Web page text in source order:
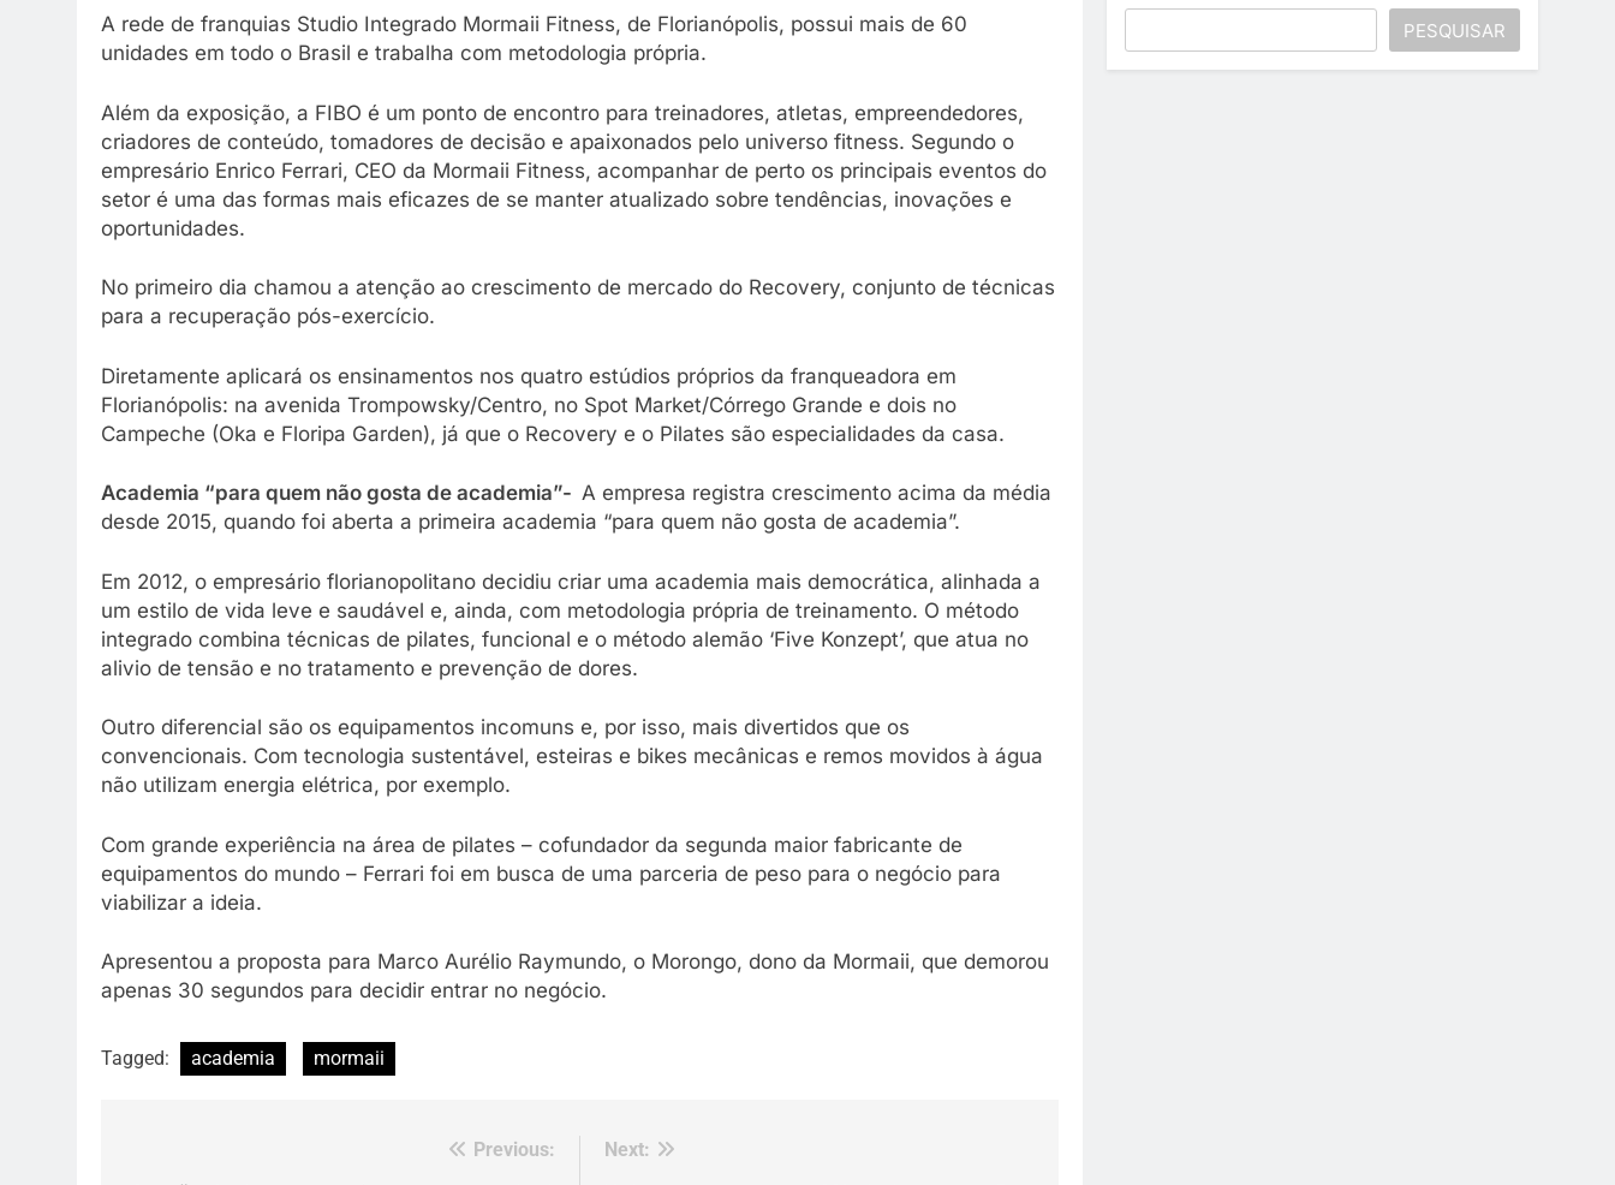
A rede de franquias Studio Integrado Mormaii Fitness, de Florianópolis, possui mais de 60
unidades em todo o Brasil e trabalha com metodologia própria.
Além da exposição, a FIBO é um ponto de encontro para treinadores, atletas, empreendedores,
criadores de conteúdo, tomadores de decisão e apaixonados pelo universo fitness. Segundo o
empresário Enrico Ferrari, CEO da Mormaii Fitness, acompanhar de perto os principais eventos do
setor é uma das formas mais eficazes de se manter atualizado sobre tendências, inovações e
oportunidades.
No primeiro dia chamou a atenção ao crescimento de mercado do Recovery, conjunto de técnicas
para a recuperação pós-exercício.
Diretamente aplicará os ensinamentos nos quatro estúdios próprios da franqueadora em
Florianópolis: na avenida Trompowsky/Centro, no Spot Market/Córrego Grande e dois no
Campeche (Oka e Floripa Garden), já que o Recovery e o Pilates são especialidades da casa.
Academia “para quem não gosta de academia”- A empresa registra crescimento acima da média
desde 2015, quando foi aberta a primeira academia “para quem não gosta de academia”.
Em 2012, o empresário florianopolitano decidiu criar uma academia mais democrática, alinhada a
um estilo de vida leve e saudável e, ainda, com metodologia própria de treinamento. O método
integrado combina técnicas de pilates, funcional e o método alemão ‘Five Konzept’, que atua no
alivio de tensão e no tratamento e prevenção de dores.
Outro diferencial são os equipamentos incomuns e, por isso, mais divertidos que os
convencionais. Com tecnologia sustentável, esteiras e bikes mecânicas e remos movidos à água
não utilizam energia elétrica, por exemplo.
Com grande experiência na área de pilates – cofundador da segunda maior fabricante de
equipamentos do mundo – Ferrari foi em busca de uma parceria de peso para o negócio para
viabilizar a ideia.
Apresentou a proposta para Marco Aurélio Raymundo, o Morongo, dono da Mormaii, que demorou
apenas 30 segundos para decidir entrar no negócio.
Tagged: academia mormaii
Previous:
Next:
PESQUISAR